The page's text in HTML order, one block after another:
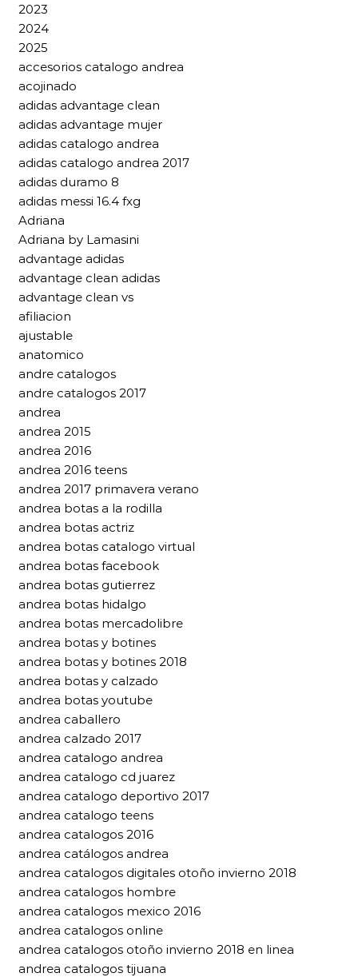
2023
2024
2025
accesorios catalogo andrea
acojinado
adidas advantage clean
adidas advantage mujer
adidas catalogo andrea
adidas catalogo andrea 2017
adidas duramo 8
adidas messi 16.4 fxg
Adriana
Adriana by Lamasini
advantage adidas
advantage clean adidas
advantage clean vs
afiliacion
ajustable
anatomico
andre catalogos
andre catalogos 2017
andrea
andrea 2015
andrea 2016
andrea 2016 teens
andrea 2017 primavera verano
andrea botas a la rodilla
andrea botas actriz
andrea botas catalogo virtual
andrea botas facebook
andrea botas gutierrez
andrea botas hidalgo
andrea botas mercadolibre
andrea botas y botines
andrea botas y botines 2018
andrea botas y calzado
andrea botas youtube
andrea caballero
andrea calzado 2017
andrea catalogo andrea
andrea catalogo cd juarez
andrea catalogo deportivo 2017
andrea catalogo teens
andrea catalogos 2016
andrea catálogos andrea
andrea catalogos digitales otoño invierno 2018
andrea catalogos hombre
andrea catalogos mexico 2016
andrea catalogos online
andrea catalogos otoño invierno 2018 en linea
andrea catalogos tijuana